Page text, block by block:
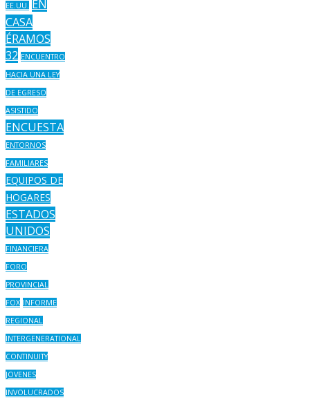
EE.UU.
EN
CASA
ÉRAMOS
32 ENCUENTRO
HACIA UNA LEY
DE EGRESO
ASISTIDO
ENCUESTA
ENTORNOS
FAMILIARES
EQUIPOS DE
HOGARES
ESTADOS
UNIDOS
FINANCIERA
FORO
PROVINCIAL
FOX INFORME
REGIONAL
INTERGENERATIONAL
CONTINUITY
JOVENES
INVOLUCRADOS